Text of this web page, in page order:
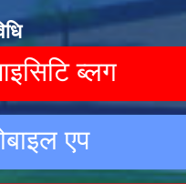
ब्लग
एप